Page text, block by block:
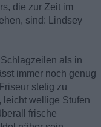
die zur Zeit im
sind: Lindsey
als in
immer noch genug
stetig zu
leicht wellige Stufen
frische